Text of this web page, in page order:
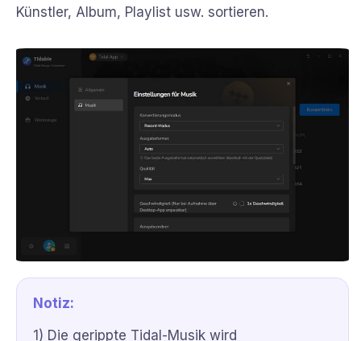
Künstler, Album, Playlist usw. sortieren.
Notiz:
1) Die gerippte Tidal-Musik wird